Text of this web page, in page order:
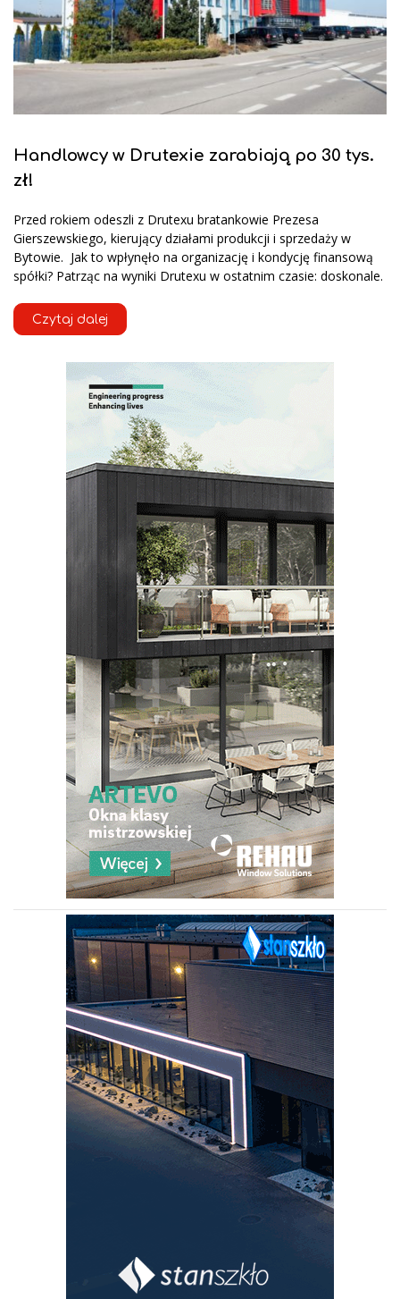
Handlowcy w Drutexie zarabiają po 30 tys.
zł!
Przed rokiem odeszli z Drutexu bratankowie Prezesa
Gierszewskiego, kierujący działami produkcji i sprzedaży w
Bytowie. Jak to wpłynęło na organizację i kondycję finansową
spółki? Patrząc na wyniki Drutexu w ostatnim czasie: doskonale.
Czytaj dalej